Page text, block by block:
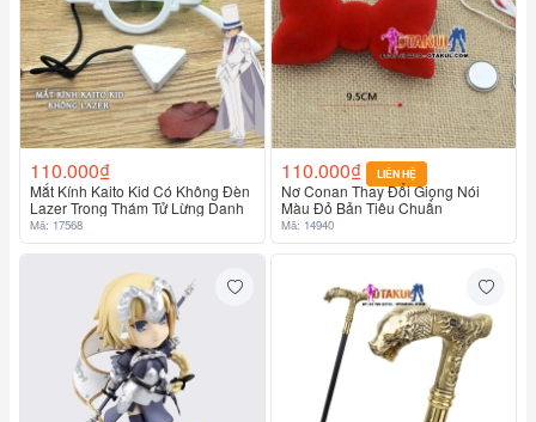
110.000₫
Mắt Kính Kaito Kid Có Không Đèn
Lazer Trong Thám Tử Lừng Danh
Mã: 17568
110.000₫ LIÊN HỆ
Nơ Conan Thay Đổi Giọng Nói
Màu Đỏ Bản Tiêu Chuẩn
Mã: 14940